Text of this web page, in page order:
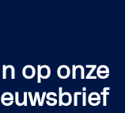
op onze